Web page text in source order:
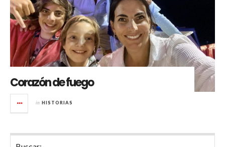
Corazón de fuego
in HISTORIAS